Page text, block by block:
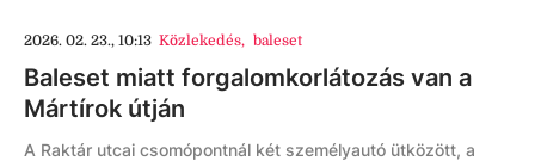
2026. 02. 23., 10:13 Közlekedés, baleset
Baleset miatt forgalomkorlátozás van a
Mártírok útján
A Raktár utcai csomópontnál két személyautó ütközött, a